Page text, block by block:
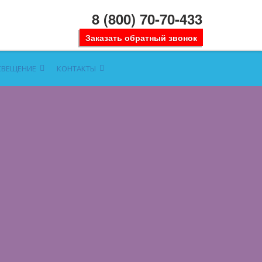
8 (800) 70-70-433
Заказать обратный звонок
КОНТАКТЫ